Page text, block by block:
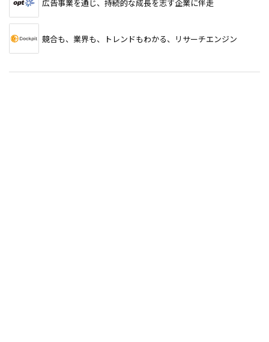
広告事業を通じ、持続的な成長を志す企業に伴走
競合も、業界も、トレンドもわかる、リサーチエンジン